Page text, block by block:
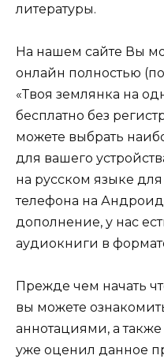
литературы.
На нашем сайте Вы
онлайн полностью
«Твоя землянка на
бесплатно без
можете выбрать
для вашего
на русском языке
телефона на
дополнение, у нас
аудиокниги в
Прежде чем начать
вы можете
аннотациями, а также
уже оценил данное